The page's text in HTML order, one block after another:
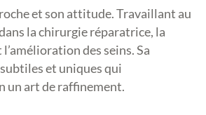
et son attitude. Travaillant au
la chirurgie réparatrice, la
des seins. Sa
et uniques qui
un art de raffinement.